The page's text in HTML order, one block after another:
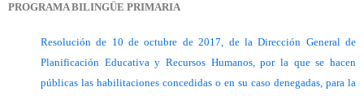
PROGRAMA BILINGÜE PRIMARIA
Resolución de 10 de octubre de 2017, de la Dirección General de
Planificación Educativa y Recursos Humanos, por la que se hacen
públicas las habilitaciones concedidas o en su caso denegadas, para la